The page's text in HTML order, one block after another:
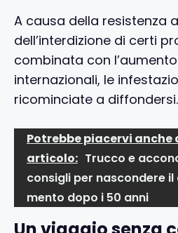
A causa della resistenza
dell’interdizione di certi
combinata con
internazionali, le
ricominciate a diffondersi.
Potrebbe piacervi anche
articolo: Trucco e
consigli per nascondere
mento dopo i 50 anni